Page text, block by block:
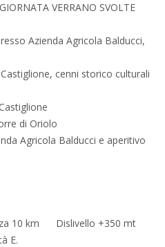
VERRANO SVOLTE
Azienda Agricola Balducci,
cenni storico culturali
di Oriolo
Agricola Balducci e aperitivo
10 km Dislivello +350 mt
E.